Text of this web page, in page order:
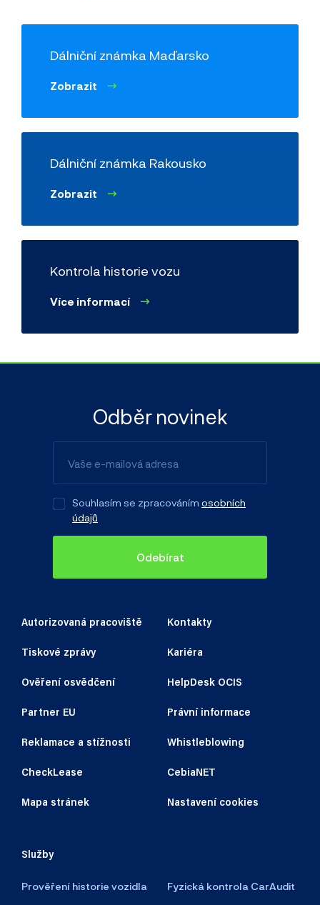
Dálniční známka Maďarsko
Zobrazit
Dálniční známka Rakousko
Zobrazit
Kontrola historie vozu
Více informací
Autorizovaná pracoviště Kontakty
Tiskové zprávy Kariéra
Ověření osvědčení HelpDesk OCIS
Partner EU Právní informace
Reklamace a stížnosti Whistleblowing
CheckLease CebiaNET
Mapa stránek Nastavení cookies
Služby
Prověření historie vozidla
Fyzická kontrola CarAudit
Odběr novinek
Souhlasím se zpracováním osobních
údajů
Odebírat